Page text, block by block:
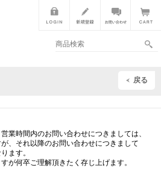
戻る
業時間内のお問い合わせにつきましては、
、それ以降のお問い合わせにつきまして
ます。
が何卒ご理解頂きたく存じ上げます。